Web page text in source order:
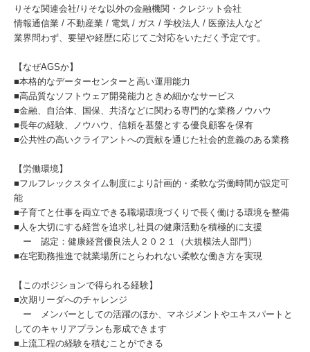
りそな関連会社/りそな以外の金融機関・クレジット会社
情報通信業 / 不動産業 / 電気 / ガス / 学校法人 / 医療法人など
業界問わず、要望や経歴に応じてご対応をいただく予定です。
【なぜAGSか】
■本格的なデーターセンターと高い運用能力
■高品質なソフトウェア開発能力ときめ細かなサービス
■金融、自治体、国保、共済などに関わる専門的な業務ノウハウ
■長年の経験、ノウハウ、信頼を基盤とする優良顧客を保有
■公共性の高いクライアントへの貢献を通じた社会的意義のある業務
【労働環境】
■フルフレックスタイム制度により計画的・柔軟な労働時間が設定可
能
■子育てと仕事を両立できる職場環境づくりで長く働ける環境を整備
■人を大切にする経営を追求し社員の健康活動を積極的に支援
ー 認定：健康経営優良法人２０２１（大規模法人部門）
■在宅勤務推進で就業場所にとらわれない柔軟な働き方を実現
【このポジションで得られる経験】
■次期リーダへのチャレンジ
ー メンバーとしての活躍のほか、マネジメントやエキスパートと
してのキャリアプランも形成できます
■上流工程の経験を積むことができる